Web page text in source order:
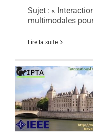
Sujet : «
multimodales
Lire la suite